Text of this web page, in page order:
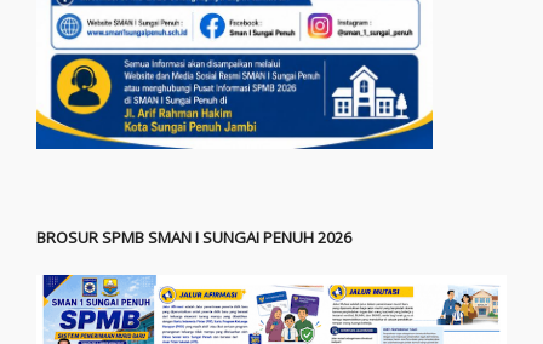
BROSUR SPMB SMAN I SUNGAI PENUH 2026